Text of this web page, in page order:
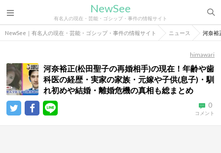
NewSee
有名人の現在・芸能・ゴシップ・事件の情報サイト
NewSee｜有名人の現在・芸能・ゴシップ・事件の情報サイト ニュース 河奈裕
himawari
河奈裕正(松田聖子の再婚相手)の現在！年齢や歯
科医の経歴・実家の家族・元嫁や子供(息子)・馴
れ初めや結婚・離婚危機の真相も総まとめ
0
コメント